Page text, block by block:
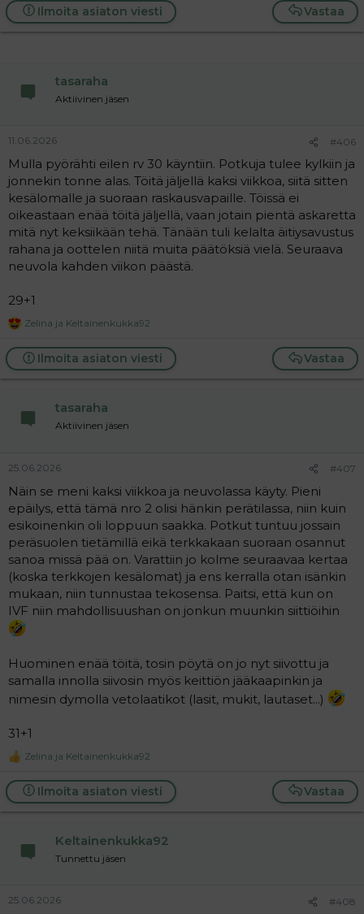
a
c
t
Vastaa
Ilmoita asiaton viesti
tasaraha
Aktiivinen jäsen
11.06.2026 #406
Mulla pyörähti eilen rv 30 käyntiin. Potkuja tulee kylkiin ja
jonnekin tonne alas. Töitä jäljellä kaksi viikkoa, siitä sitten
kesälomalle ja suoraan raskausvapaille. Töissä ei
oikeastaan enää töitä jäljellä, vaan jotain pientä askaretta
mitä nyt keksiikään tehä. Tänään tuli kelalta äitiysavustus
rahana ja oottelen niitä muita päätöksiä vielä. Seuraava
neuvola kahden viikon päästä.
29+1
R
a
c
t
Zelina ja Keltainenkukka92
Vastaa
Ilmoita asiaton viesti
tasaraha
Aktiivinen jäsen
25.06.2026 #407
Näin se meni kaksi viikkoa ja neuvolassa käyty. Pieni
epäilys, että tämä nro 2 olisi hänkin perätilassa, niin kuin
esikoinenkin oli loppuun saakka. Potkut tuntuu jossain
peräsuolen tietämillä eikä terkkakaan suoraan osannut
sanoa missä pää on. Varattiin jo kolme seuraavaa kertaa
(koska terkkojen kesälomat) ja ens kerralla otan isänkin
mukaan, niin tunnustaa tekosensa. Paitsi, että kun on
IVF niin mahdollisuushan on jonkun muunkin siittiöihin
Huominen enää töitä, tosin pöytä on jo nyt siivottu ja
samalla innolla siivosin myös keittiön jääkaapinkin ja
nimesin dymolla vetolaatikot (lasit, mukit, lautaset...)
31+1
R
a
c
t
Zelina ja Keltainenkukka92
Vastaa
Ilmoita asiaton viesti
Keltainenkukka92
Tunnettu jäsen
25.06.2026 #408